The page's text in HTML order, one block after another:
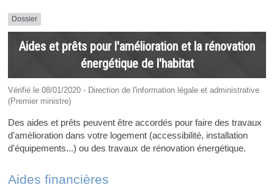
Dossier
Aides et prêts pour l'amélioration et la rénovation
énergétique de l'habitat
Vérifié le 08/01/2020 - Direction de l'information légale et administrative
(Premier ministre)
Des aides et prêts peuvent être accordés pour faire des travaux
d'amélioration dans votre logement (accessibilité, installation
d'équipements...) ou des travaux de rénovation énergétique.
Aides financières